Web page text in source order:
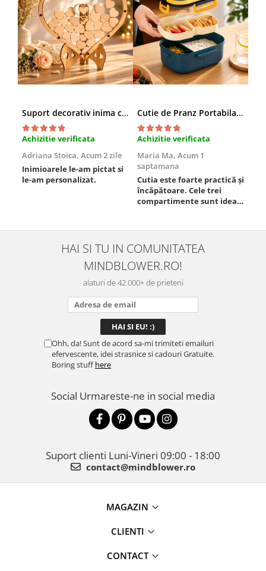
Suport decorativ inima cu mesaje, Cadou cu suflet
Achizitie verificata
Adriana Stoica, Acum 2 zile
Inimioarele le-am pictat si
le-am personalizat.
Cutie de Pranz Portabila cu Compartimente
Achizitie verificata
Maria Ma, Acum 1
saptamana
Cutia este foarte practică și
încăpătoare. Cele trei
compartimente sunt ideale
este sigură, fără scurgeri. O
folosesc aproape zilnic la
serviciu și sunt foarte
mulțumită.
HAI SI TU IN COMUNITATEA
MINDBLOWER.RO!
alaturi de 42.000+ de prieteni
Ohh, da! Sunt de acord sa-mi trimiteti emailuri
efervescente, idei strasnice si cadouri Gratuite.
Boring stuffhere
Social Urmareste-ne in social media
Suport clienti Luni-Vineri 09:00 - 18:00
contact@mindblower.ro
MAGAZIN
CLIENTI
CONTACT